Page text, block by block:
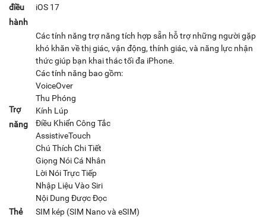
điều
hành
iOS 17
Trợ
năng
Các tính năng trợ năng tích hợp sẵn hỗ trợ những người gặp
khó khăn về thị giác, vận động, thính giác, và năng lực nhận
thức giúp bạn khai thác tối đa iPhone.
Các tính năng bao gồm:
VoiceOver
Thu Phóng
Kính Lúp
Điều Khiển Công Tắc
AssistiveTouch
Chú Thích Chi Tiết
Giọng Nói Cá Nhân
Lời Nói Trực Tiếp
Nhập Liệu Vào Siri
Nội Dung Được Đọc
Thẻ
SIM kép (SIM Nano và eSIM)